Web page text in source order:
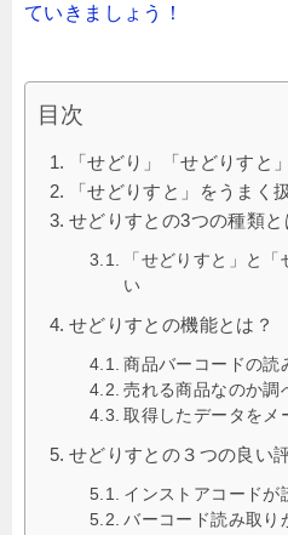
ていきましょう！
目次
「せどり」「せどりすと
「せどりすと」をうまく
せどりすとの3つの種類と
「せどりすと」と
い
せどりすとの機能とは？
商品バーコードの読
売れる商品なのか調
取得したデータをメ
せどりすとの３つの良い
インストアコードが
バーコード読み取り